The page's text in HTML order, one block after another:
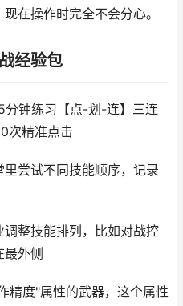
在操作时完全不会分心。
经验包
分钟练习【点-划-连】三连
次精准点击
里尝试不同技能顺序，记录
调整技能排列，比如对战控
外侧
精度"属性的武器，这个属性